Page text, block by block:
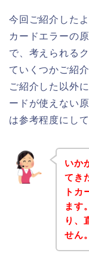
今回ご紹介した
カードエラーの
で、考えられる
ていくつかご紹
ご紹介した以外
ードが使えない
は参考程度にし
いか
てき
ト
ます
り、
せん。